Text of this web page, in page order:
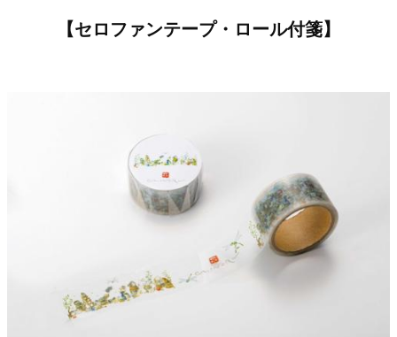
【セロファンテープ・ロール付箋】